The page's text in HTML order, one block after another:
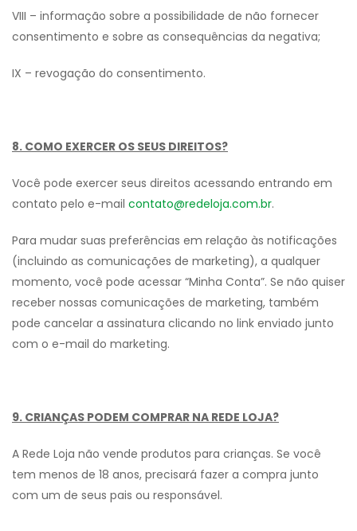
VIII – informação sobre a possibilidade de não fornecer
consentimento e sobre as consequências da negativa;
IX – revogação do consentimento.
8. COMO EXERCER OS SEUS DIREITOS?
Você pode exercer seus direitos acessando entrando em
contato pelo e-mail contato@redeloja.com.br.
Para mudar suas preferências em relação às notificações
(incluindo as comunicações de marketing), a qualquer
momento, você pode acessar “Minha Conta”. Se não quiser
receber nossas comunicações de marketing, também
pode cancelar a assinatura clicando no link enviado junto
com o e-mail do marketing.
9. CRIANÇAS PODEM COMPRAR NA REDE LOJA?
A Rede Loja não vende produtos para crianças. Se você
tem menos de 18 anos, precisará fazer a compra junto
com um de seus pais ou responsável.